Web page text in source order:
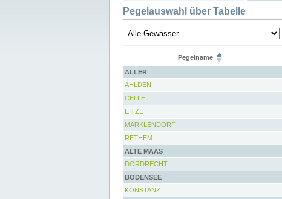
Pegelauswahl über Tabelle
Pegelname
ALLER
AHLDEN
CELLE
EITZE
MARKLENDORF
RETHEM
ALTE MAAS
DORDRECHT
BODENSEE
KONSTANZ